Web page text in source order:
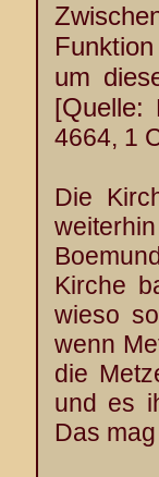
um
[Quelle:
4664, 1
Die
Kirche
wieso
wenn
die
und es
Das